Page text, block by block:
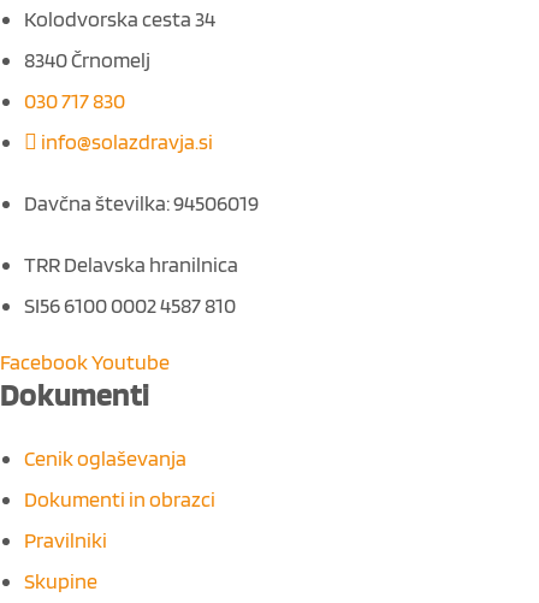
Kolodvorska cesta 34
8340 Črnomelj
030 717 830
info@solazdravja.si
Davčna številka: 94506019
TRR Delavska hranilnica
SI56 6100 0002 4587 810
FacebookYoutube
Dokumenti
M
n
Cenik oglaševanja
Dokumenti in obrazci
Pravilniki
Skupine